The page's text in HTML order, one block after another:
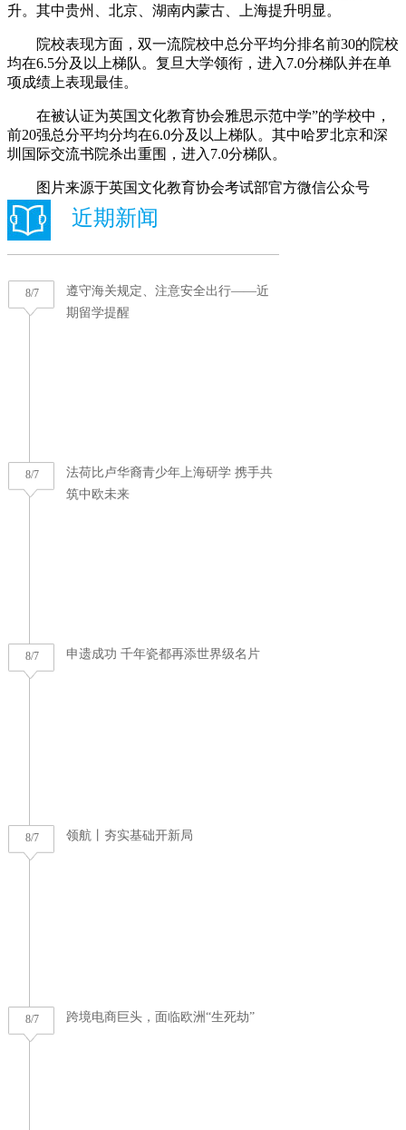
升。其中贵州、北京、湖南内蒙古、上海提升明显。
院校表现方面，双一流院校中总分平均分排名前30的院校
均在6.5分及以上梯队。复旦大学领衔，进入7.0分梯队并在单
项成绩上表现最佳。
在被认证为英国文化教育协会雅思示范中学”的学校中，
前20强总分平均分均在6.0分及以上梯队。其中哈罗北京和深
圳国际交流书院杀出重围，进入7.0分梯队。
图片来源于英国文化教育协会考试部官方微信公众号